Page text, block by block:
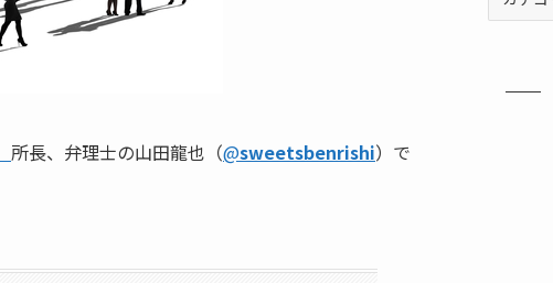
所長、弁理士の山田龍也（@sweetsbenrishi）で